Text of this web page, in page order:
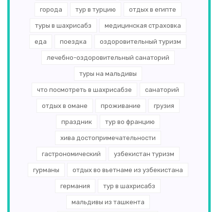
города тур в турцию отдых в египте
туры в шахрисабз медицинская страховка
еда поездка оздоровительный туризм
лечебно-оздоровительный санаторий
туры на мальдивы
что посмотреть в шахрисабзе санаторий
отдых в омане проживание грузия
праздник тур во францию
хива достопримечательности
гастрономический узбекистан туризм
гурманы отдых во вьетнаме из узбекистана
германия тур в шахрисабз
мальдивы из ташкента